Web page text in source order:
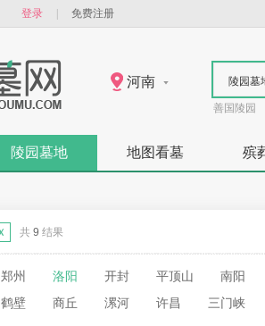
登录 免费注册
河南 陵园墓
善国陵园
陵园墓地 地图看墓 殡
共 9 结果
郑州 洛阳 开封 平顶山
南阳
鹤壁 商丘 漯河 许昌 三门峡